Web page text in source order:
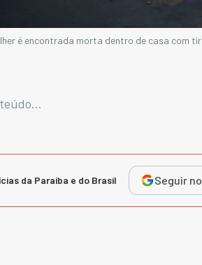
é encontrada morta dentro de casa com
da Paraíba e do Brasil Seguir